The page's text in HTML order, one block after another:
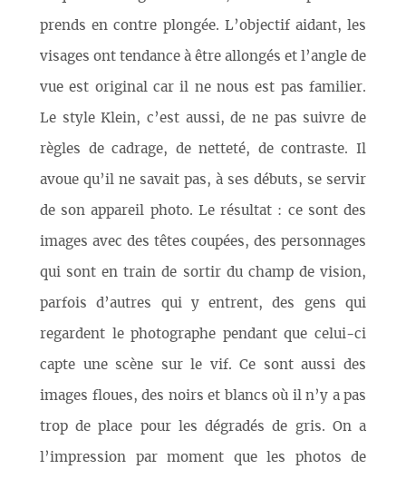
prends en contre plongée. L’objectif aidant, les
visages ont tendance à être allongés et l’angle de
vue est original car il ne nous est pas familier.
Le style Klein, c’est aussi, de ne pas suivre de
règles de cadrage, de netteté, de contraste. Il
avoue qu’il ne savait pas, à ses débuts, se servir
de son appareil photo. Le résultat : ce sont des
images avec des têtes coupées, des personnages
qui sont en train de sortir du champ de vision,
parfois d’autres qui y entrent, des gens qui
regardent le photographe pendant que celui-ci
capte une scène sur le vif. Ce sont aussi des
images floues, des noirs et blancs où il n’y a pas
trop de place pour les dégradés de gris. On a
l’impression par moment que les photos de